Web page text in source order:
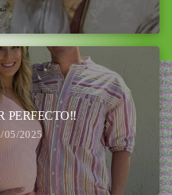
PERFECTO!!
05/2025